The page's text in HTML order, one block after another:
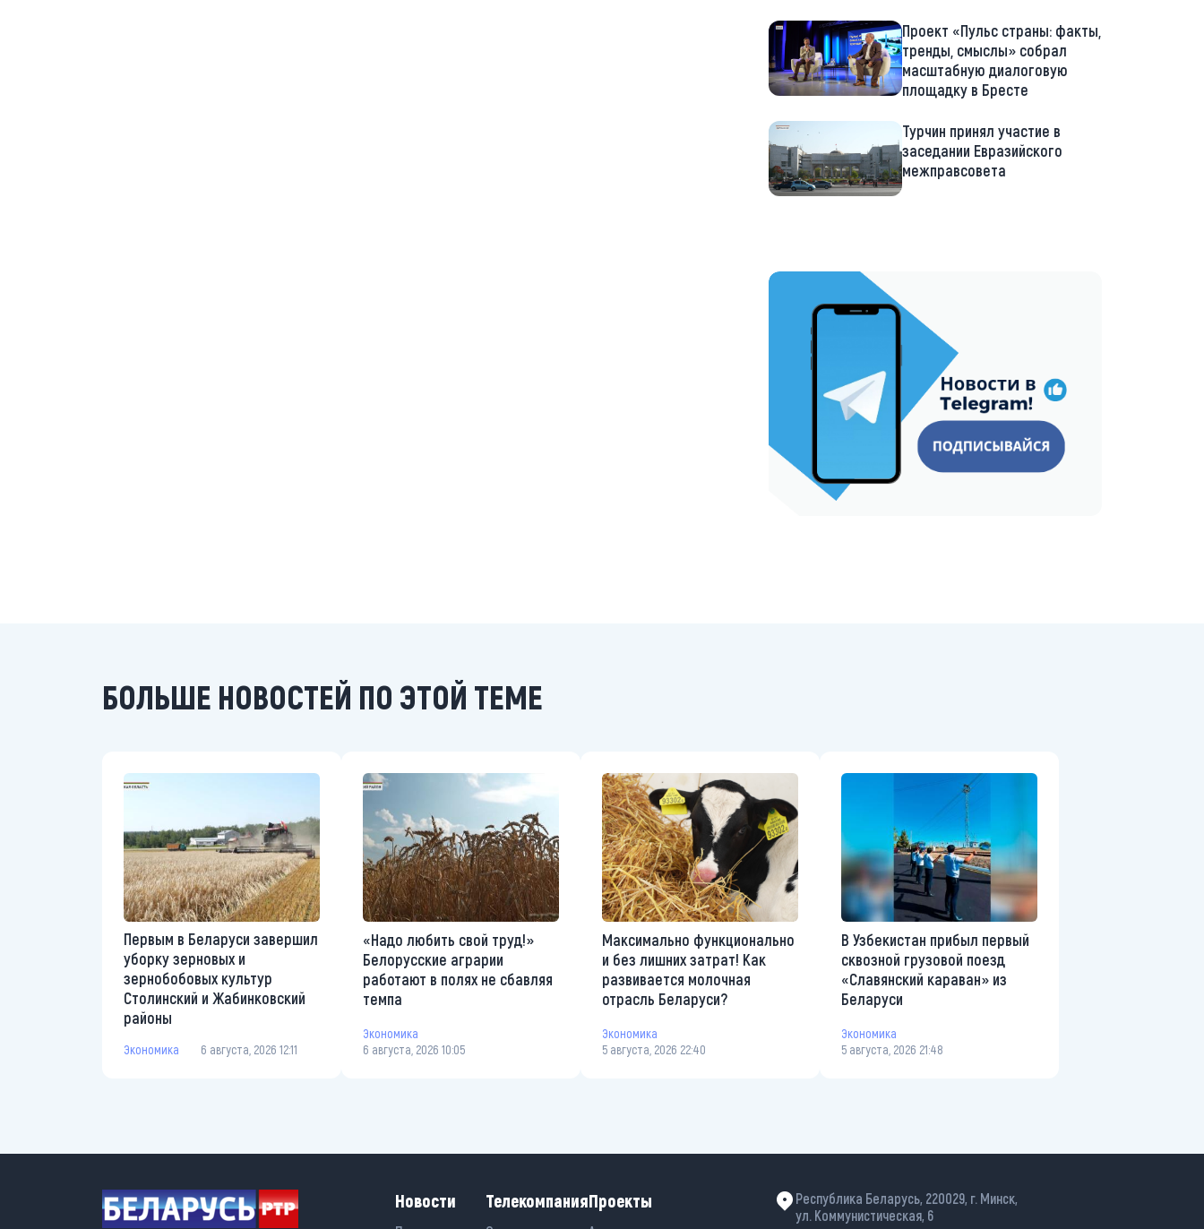
Проект «Пульс страны: факты,
тренды, смыслы» собрал
масштабную диалоговую
площадку в Бресте
Турчин принял участие в
заседании Евразийского
межправсовета
https://t.me/minskctvby
БОЛЬШЕ НОВОСТЕЙ ПО ЭТОЙ ТЕМЕ
Первым в Беларуси завершил
уборку зерновых и
зернобобовых культур
Столинский и Жабинковский
районы
Экономика 6 августа, 2026 12:11
«Надо любить свой труд!»
Белорусские аграрии
работают в полях не сбавляя
темпа
Экономика
6 августа, 2026 10:05
Максимально функционально
и без лишних затрат! Как
развивается молочная
отрасль Беларуси?
Экономика
5 августа, 2026 22:40
В Узбекистан прибыл первый
сквозной грузовой поезд
«Славянский караван» из
Беларуси
Экономика
5 августа, 2026 21:48
Новости ТелекомпанияПроекты
Республика Беларусь, 220029, г. Минск,
ул. Коммунистическая, 6